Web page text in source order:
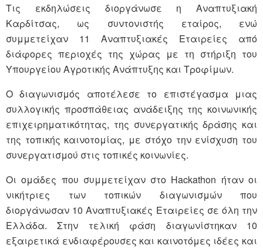
Τις εκδηλώσεις διοργάνωσε η Αναπτυξιακή
Καρδίτσας, ως συντονιστής εταίρος, ενώ
συμμετείχαν 11 Αναπτυξιακές Εταιρείες από
διάφορες περιοχές της χώρας με τη στήριξη του
Υπουργείου Αγροτικής Ανάπτυξης και Τροφίμων.
Ο διαγωνισμός αποτέλεσε το επιστέγασμα μιας
συλλογικής προσπάθειας ανάδειξης της κοινωνικής
επιχειρηματικότητας, της συνεργατικής δράσης και
της τοπικής καινοτομίας, με στόχο την ενίσχυση του
συνεργατισμού στις τοπικές κοινωνίες.
Οι ομάδες που συμμετείχαν στο Hackathon ήταν οι
νικήτριες των τοπικών διαγωνισμών που
διοργάνωσαν 10 Αναπτυξιακές Εταιρείες σε όλη την
Ελλάδα. Στην τελική φάση διαγωνίστηκαν 10
εξαιρετικά ενδιαφέρουσες και καινοτόμες ιδέες και